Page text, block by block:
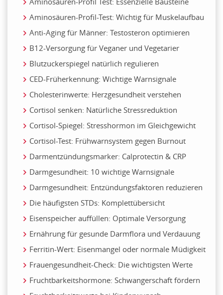
Aminosäuren-Profil-Test: Wichtig für Muskelaufbau
Anti-Aging für Männer: Testosteron optimieren
B12-Versorgung für Veganer und Vegetarier
Blutzuckerspiegel natürlich regulieren
CED-Früherkennung: Wichtige Warnsignale
Cholesterinwerte: Herzgesundheit verstehen
Cortisol senken: Natürliche Stressreduktion
Cortisol-Spiegel: Stresshormon im Gleichgewicht
Cortisol-Test: Frühwarnsystem gegen Burnout
Darmentzündungsmarker: Calprotectin & CRP
Darmgesundheit: 10 wichtige Warnsignale
Darmgesundheit: Entzündungsfaktoren reduzieren
Die häufigsten STDs: Komplettübersicht
Eisenspeicher auffüllen: Optimale Versorgung
Ernährung für gesunde Darmflora und Verdauung
Ferritin-Wert: Eisenmangel oder normale Müdigkeit
Frauengesundheit-Check: Die wichtigsten Werte
Fruchtbarkeitshormone: Schwangerschaft fördern